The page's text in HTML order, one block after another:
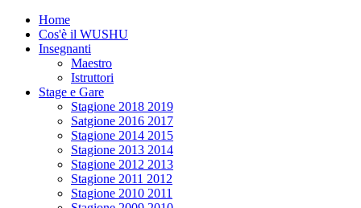
Home
Cos'è il WUSHU
Insegnanti
Maestro
Istruttori
Stage e Gare
Stagione 2018 2019
Satgione 2016 2017
Stagione 2014 2015
Stagione 2013 2014
Stagione 2012 2013
Stagione 2011 2012
Stagione 2010 2011